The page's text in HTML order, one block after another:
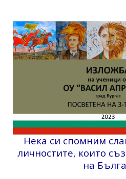
Нека си спомним
личностите, които
на